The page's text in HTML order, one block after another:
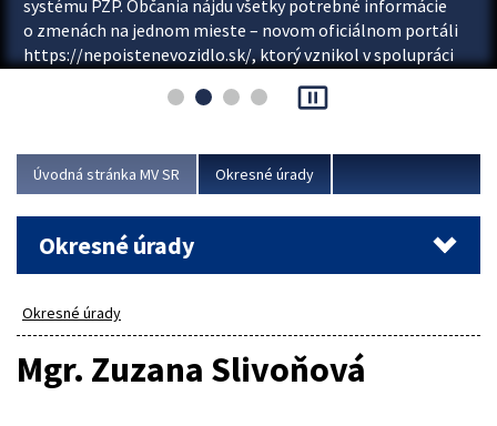
systému PZP. Občania nájdu všetky potrebné informácie
o zmenách na jednom mieste – novom oficiálnom portáli
https://nepoistenevozidlo.sk/, ktorý vznikol v spolupráci
asociácie poisťovní (SLASPO) a Ministerstva vnútra SR.
Viac
pause_presentation
Úvodná stránka MV SR Okresné úrady
Okresné úrady
Okresné úrady
Mgr. Zuzana Slivoňová